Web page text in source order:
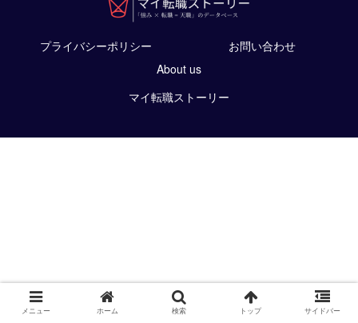
プライバシーポリシー
お問い合わせ
About us
マイ転職ストーリー
メニュー ホーム 検索 トップ サイドバー